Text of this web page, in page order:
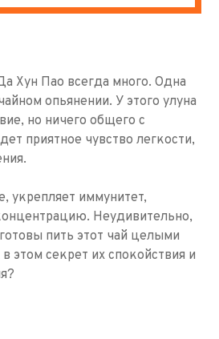
Хун Пао всегда много. Одна
опьянении. У этого улуна
но ничего общего с
приятное чувство легкости,
укрепляет иммунитет,
Неудивительно,
пить этот чай целыми
этом секрет их спокойствия и